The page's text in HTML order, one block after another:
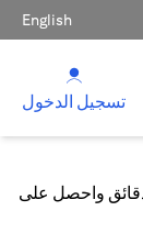
English
تسجيل الدخول